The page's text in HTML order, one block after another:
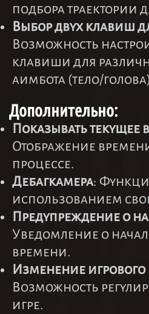
подбора траектории
Выбор двух клавиш
Возможность
клавиши для
аимбота (тело/
Дополнительно:
Показывать текущее
Отображение
процессе.
Дебагкамера:
использованием
Предупреждение о
Уведомление о
времени.
Изменение
Возможность
игре.